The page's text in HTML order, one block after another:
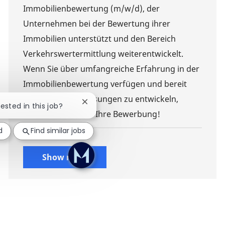
Immobilienbewertung (m/w/d), der
Unternehmen bei der Bewertung ihrer
Immobilien unterstützt und den Bereich
Verkehrswertermittlung weiterentwickelt.
Wenn Sie über umfangreiche Erfahrung in der
Immobilienbewertung verfügen und bereit
sind, innovative Lösungen zu entwickeln,
freuen wir uns auf Ihre Bewerbung!
Show more
in this job? Close chatbot notification
Find similar jobs